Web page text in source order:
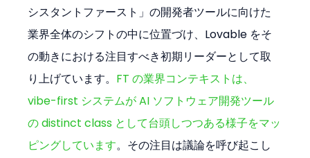
シスタントファースト」の開発者ツールに向けた
業界全体のシフトの中に位置づけ、Lovable をそ
の動きにおける注目すべき初期リーダーとして取
り上げています。 FT の業界コンテキストは、
vibe-first システムが AI ソフトウェア開発ツール
の distinct class として台頭しつつある様子をマッ
ピングしています。その注目は議論を呼び起こし